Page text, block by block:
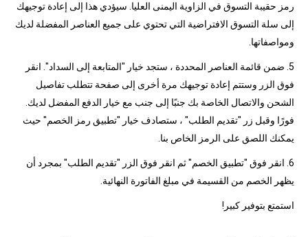
رمز حقيبة التسوق في الزاوية اليمنى العليا. سيؤدي هذا إلى إعادة توجيهك
إلى سلة التسوق الافتراضية التي تحتوي على جميع العناصر المفضلة لديك
ومواصفاتها.
5. ضمن قائمة العناصر المحددة ، ستجد خيار "المتابعة إلى السداد". انقر
فوق الزر وستتم إعادة توجيهك مرة أخرى إلى صفحة تتطلب تفاصيل
الشحن والاتصال الخاصة بك جنبًا إلى جنب مع خيار الدفع المفضل لديك.
فورًا وقبل زر "تقديم الطلب" ، ستصادف خيار "تطبيق رمز الخصم" حيث
يمكنك اللصق على الرمز الخاص بنا.
6. انقر فوق "تطبيق الخصم" ثم انقر فوق الزر "تقديم الطلب" بمجرد أن
يظهر الخصم من القسيمة في مبلغ الفاتورة النهائية.
استمتع بتوفير كبير!